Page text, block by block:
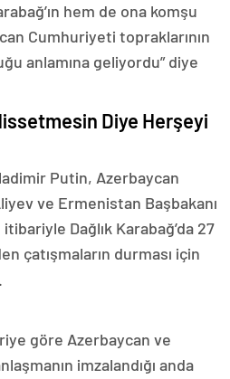
hem de ona komşu
Cumhuriyeti topraklarının
anlamına geliyordu” diye
Diye Herşeyi
Putin, Azerbaycan
ve Ermenistan Başbakanı
Dağlık Karabağ’da 27
çatışmaların durması için
göre Azerbaycan ve
imzalandığı anda